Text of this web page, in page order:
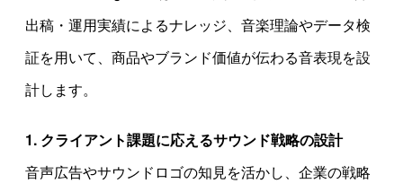
出稿・運用実績によるナレッジ、音楽理論やデータ検
証を用いて、商品やブランド価値が伝わる音表現を設
計します。
1. クライアント課題に応えるサウンド戦略の設計
音声広告やサウンドロゴの知見を活かし、企業の戦略